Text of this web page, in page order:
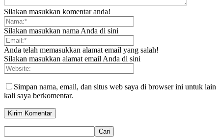
Silakan masukkan komentar anda!
Silakan masukkan nama Anda di sini
Anda telah memasukkan alamat email yang salah!
Silakan masukkan alamat email Anda di sini
Simpan nama, email, dan situs web saya di browser ini untuk lain
kali saya berkomentar.